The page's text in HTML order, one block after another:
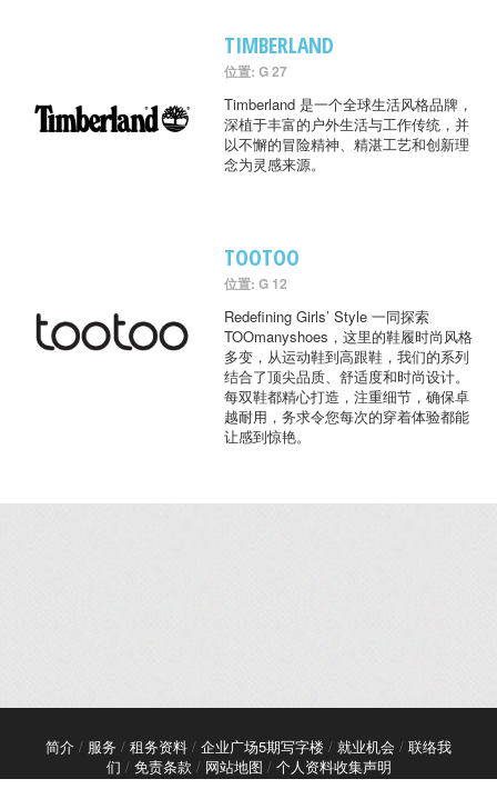
TIMBERLAND
位置: G 27
Timberland 是一个全球生活风格品牌，
深植于丰富的户外生活与工作传统，并
以不懈的冒险精神、精湛工艺和创新理
念为灵感来源。
TOOTOO
位置: G 12
Redefining Girls’ Style 一同探索
TOOmanyshoes，这里的鞋履时尚风格
多变，从运动鞋到高跟鞋，我们的系列
结合了顶尖品质、舒适度和时尚设计。
每双鞋都精心打造，注重细节，确保卓
越耐用，务求令您每次的穿着体验都能
让感到惊艳。
简介 / 服务 / 租务资料 / 企业广场5期写字楼 / 就业机会 / 联络我
们 / 免责条款 / 网站地图 / 个人资料收集声明